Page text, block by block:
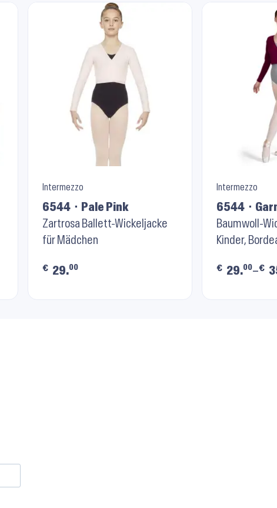
Intermezzo
6544 ⬝ Pale Pink
Zartrosa Ballett-Wickeljacke
für Mädchen
€ 29.00
Intermezzo
6544 ⬝
Baumwoll-
Kinder,
€ 29.00–€